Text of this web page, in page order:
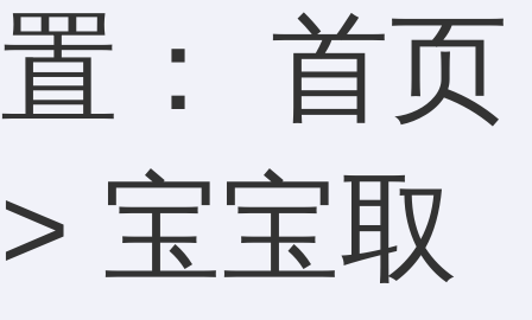
置： 首页
> 宝宝取